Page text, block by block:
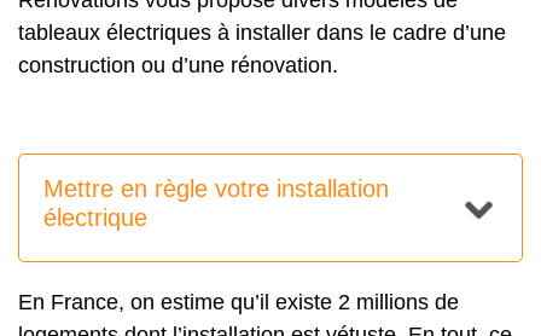
tableaux électriques à installer dans le cadre d’une
construction ou d’une rénovation.
Mettre en règle votre installation
électrique
En France, on estime qu’il existe 2 millions de